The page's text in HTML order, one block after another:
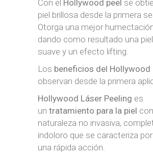
Con el Hollywood peel se
piel brillosa desde la primera
Otorga una mejor
dando como resultado una
suave y un efecto lifting.
Los beneficios del Hollywood
observan desde la primera
Hollywood Láser Peeling es
un tratamiento para la piel
naturaleza no invasiva,
indoloro que se caracteriza
una rápida acción.